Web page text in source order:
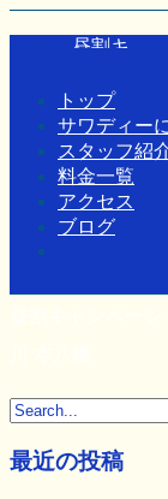
Toggle navigation
トップ
サワディー
スタッフ紹
料金一覧
アクセス
ブログ
昼割キ…
最近の投稿